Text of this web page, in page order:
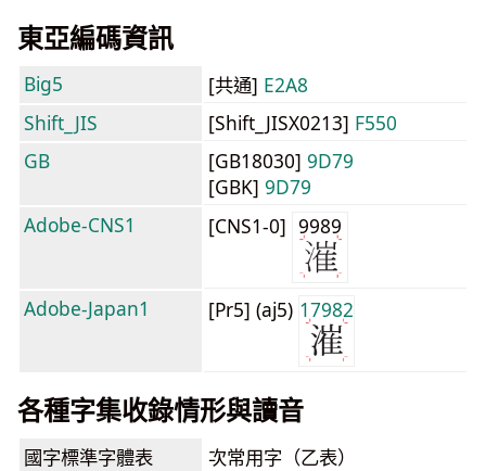
東亞編碼資訊
Big5 [共通] E2A8
Shift_JIS
[Shift_JISX0213] F550
GB
[GB18030] 9D79
[GBK] 9D79
Adobe-CNS1
[CNS1-0] 9989
Adobe-Japan1 [Pr5] (aj5) 17982
各種字集收錄情形與讀音
國字標準字體表 次常用字（乙表）